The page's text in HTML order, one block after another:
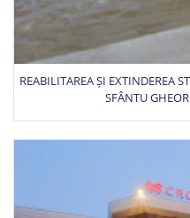
REABILITAREA ȘI EXTINDEREA
SFÂNTU